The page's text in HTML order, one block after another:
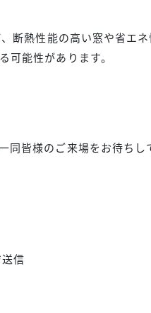
断熱性能の高い窓や省エ
可能性があります。
同皆様のご来場をお待ちし
信